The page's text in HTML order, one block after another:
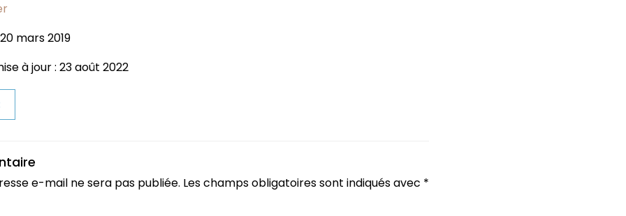
mars 2019
à jour : 23 août 2022
e-mail ne sera pas publiée. Les champs obligatoires sont indiqués avec *